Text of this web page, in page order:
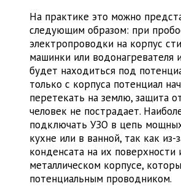
На практике это можно
следующим образом: при
электропроводки на корпус
машинки или водонагревателя
будет находиться под
только с корпуса потенциал
перетекать на землю, защита
человек не пострадает.
подключать УЗО в цепь
кухне или в ванной, так как из-
конденсата на их поверхности
металлическом корпусе,
потенциальным проводником.